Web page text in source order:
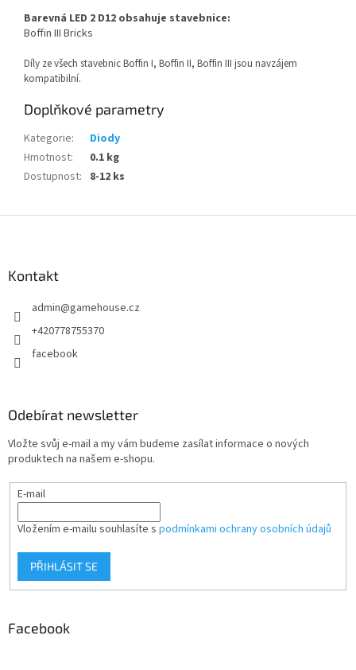
Barevná LED 2 D12 obsahuje stavebnice:
Boffin III Bricks
Díly ze všech stavebnic Boffin I, Boffin II, Boffin III jsou navzájem
kompatibilní.
Doplňkové parametry
Kategorie:
Diody
Hmotnost:
0.1 kg
Dostupnost: 8-12 ks
Kontakt
admin@gamehouse.cz
+420778755370
facebook
Odebírat newsletter
Vložte svůj e-mail a my vám budeme zasílat informace o nových
produktech na našem e-shopu.
E-mail
Vložením e-mailu souhlasíte s podmínkami ochrany osobních údajů
PŘIHLÁSIT SE
Facebook